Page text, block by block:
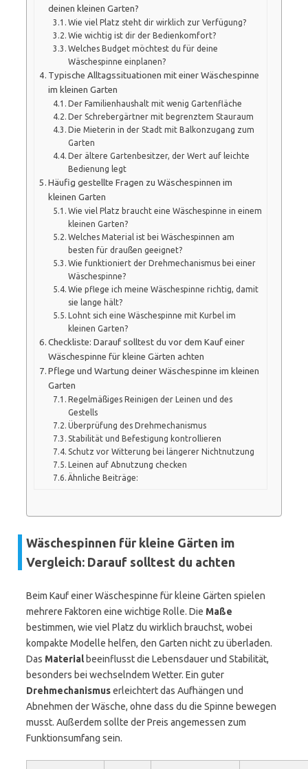
deinen kleinen Garten?
Wie viel Platz steht dir wirklich zur Verfügung?
Wie wichtig ist dir der Bedienkomfort?
Welches Budget möchtest du für deine
Wäschespinne einplanen?
Typische Alltagssituationen mit einer Wäschespinne
im kleinen Garten
Der Familienhaushalt mit wenig Gartenfläche
Der Schrebergärtner mit begrenztem Stauraum
Die Mieterin in der Stadt mit Balkonzugang zum
Garten
Der ältere Gartenbesitzer, der Wert auf leichte
Bedienung legt
Häufig gestellte Fragen zu Wäschespinnen im
kleinen Garten
Wie viel Platz braucht eine Wäschespinne in einem
kleinen Garten?
Welches Material ist bei Wäschespinnen am
besten für draußen geeignet?
Wie funktioniert der Drehmechanismus bei einer
Wäschespinne?
Wie pflege ich meine Wäschespinne richtig, damit
sie lange hält?
Lohnt sich eine Wäschespinne mit Kurbel im
kleinen Garten?
Checkliste: Darauf solltest du vor dem Kauf einer
Wäschespinne für kleine Gärten achten
Pflege und Wartung deiner Wäschespinne im kleinen
Garten
Regelmäßiges Reinigen der Leinen und des
Gestells
Überprüfung des Drehmechanismus
Stabilität und Befestigung kontrollieren
Schutz vor Witterung bei längerer Nichtnutzung
Leinen auf Abnutzung checken
Ähnliche Beiträge:
Wäschespinnen für kleine Gärten im
Vergleich: Darauf solltest du achten
Beim Kauf einer Wäschespinne für kleine Gärten spielen
mehrere Faktoren eine wichtige Rolle. Die Maße
bestimmen, wie viel Platz du wirklich brauchst, wobei
kompakte Modelle helfen, den Garten nicht zu überladen.
Das Materialbeeinflusst die Lebensdauer und Stabilität,
besonders bei wechselndem Wetter. Ein guter
Drehmechanismuserleichtert das Aufhängen und
Abnehmen der Wäsche, ohne dass du die Spinne bewegen
musst. Außerdem sollte der Preis angemessen zum
Funktionsumfang sein.